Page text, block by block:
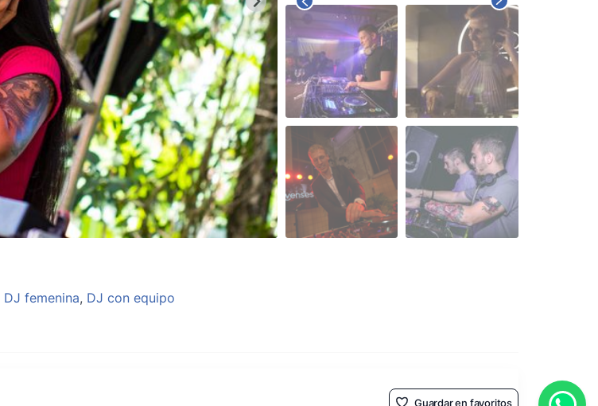
DJ femenina, DJ con equipo
Guardar en favoritos